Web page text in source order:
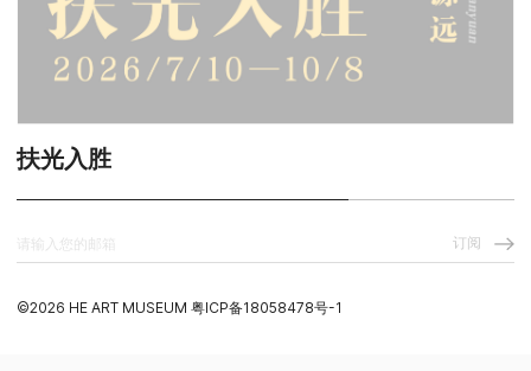
扶光入胜
订阅
©️2026 HE ART MUSEUM 粤ICP备18058478号-1